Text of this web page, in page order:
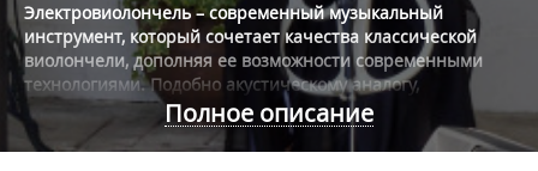
Электровиолончель – современный музыкальный
инструмент, который сочетает качества классической
виолончели, дополняя ее возможности современными
технологиями. Подобно акустическому аналогу,
электровиолончель представляет собой смычковый
инструмент, напоминающий скрипку и альт, но
значительно больший по размеру. На этом инструменте
Полное описание